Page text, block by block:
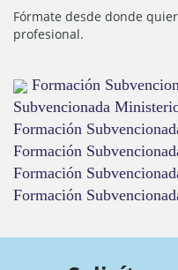
Fórmate desde donde
profesional.
Formación
Subvencionada
Formación
Formación
Formación
Formación